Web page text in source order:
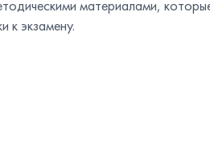
материалами,
к экзамену.